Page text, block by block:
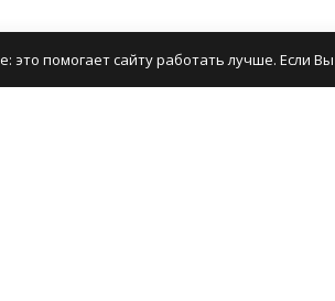
Каталог товаров
помогает сайту работать лучше. Если